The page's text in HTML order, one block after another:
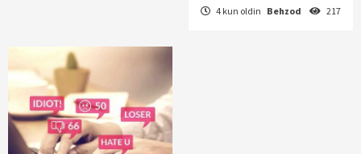
4 kun oldin Behzod 217